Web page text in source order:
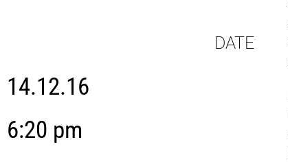
DATE
14.12.16
6:20 pm